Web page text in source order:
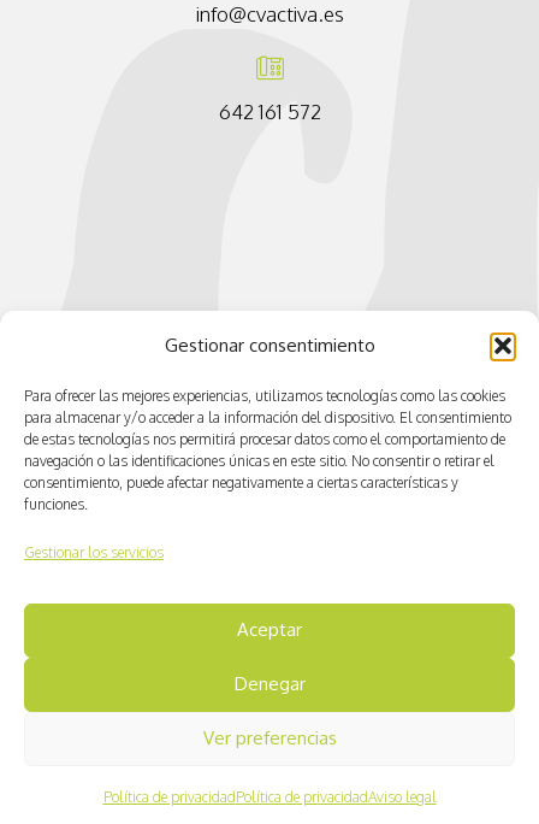
Gestionar consentimiento
Para ofrecer las mejores experiencias, utilizamos tecnologías como las cookies
para almacenar y/o acceder a la información del dispositivo. El consentimiento
de estas tecnologías nos permitirá procesar datos como el comportamiento de
navegación o las identificaciones únicas en este sitio. No consentir o retirar el
consentimiento, puede afectar negativamente a ciertas características y
funciones.
Gestionar los servicios
Aceptar
Denegar
Ver preferencias
Política de privacidadPolítica de privacidadAviso legal
info@cvactiva.es
642 161 572
Política de privacidad